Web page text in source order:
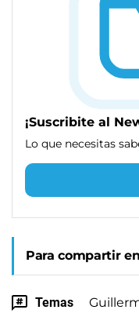
¡Suscribite al
Lo que necesitas
Para compartir
Temas